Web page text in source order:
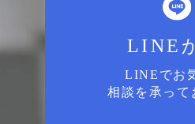
LINE
LINEでお
相談を承って